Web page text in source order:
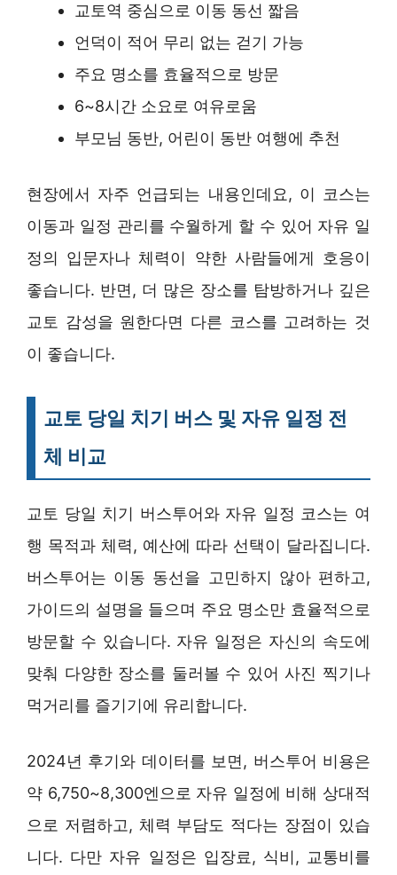
교토역 중심으로 이동 동선 짧음
언덕이 적어 무리 없는 걷기 가능
주요 명소를 효율적으로 방문
6~8시간 소요로 여유로움
부모님 동반, 어린이 동반 여행에 추천
현장에서 자주 언급되는 내용인데요, 이 코스는
이동과 일정 관리를 수월하게 할 수 있어 자유 일
정의 입문자나 체력이 약한 사람들에게 호응이
좋습니다. 반면, 더 많은 장소를 탐방하거나 깊은
교토 감성을 원한다면 다른 코스를 고려하는 것
이 좋습니다.
교토 당일 치기 버스 및 자유 일정 전
체 비교
교토 당일 치기 버스투어와 자유 일정 코스는 여
행 목적과 체력, 예산에 따라 선택이 달라집니다.
버스투어는 이동 동선을 고민하지 않아 편하고,
가이드의 설명을 들으며 주요 명소만 효율적으로
방문할 수 있습니다. 자유 일정은 자신의 속도에
맞춰 다양한 장소를 둘러볼 수 있어 사진 찍기나
먹거리를 즐기기에 유리합니다.
2024년 후기와 데이터를 보면, 버스투어 비용은
약 6,750~8,300엔으로 자유 일정에 비해 상대적
으로 저렴하고, 체력 부담도 적다는 장점이 있습
니다. 다만 자유 일정은 입장료, 식비, 교통비를